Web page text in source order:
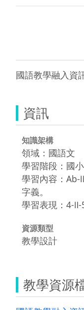
國語教學融入資
資訊
知識架構
領域：國語文
學習階段：國
學習內容：Ab-
字義。
學習表現：4-Ⅱ-
資源類型
教學設計
教學資源